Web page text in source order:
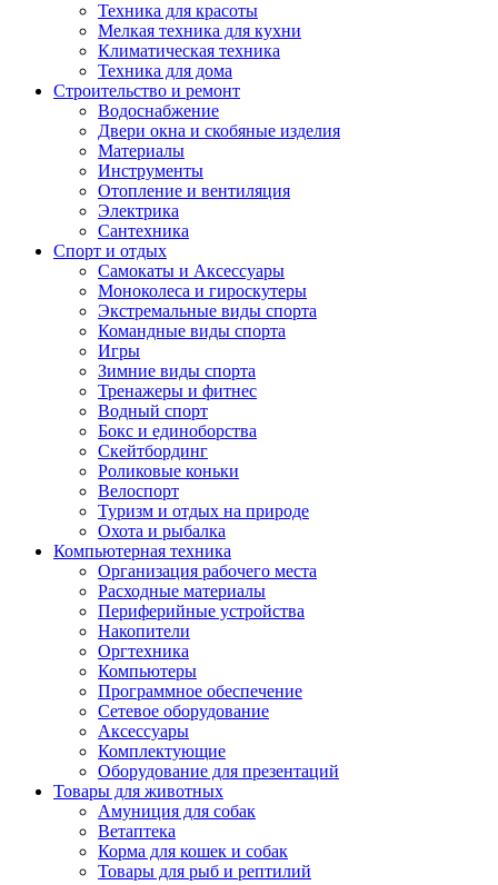
Техника для красоты
Мелкая техника для кухни
Климатическая техника
Техника для дома
Строительство и ремонт
Водоснабжение
Двери окна и скобяные изделия
Материалы
Инструменты
Отопление и вентиляция
Электрика
Сантехника
Спорт и отдых
Самокаты и Аксессуары
Моноколеса и гироскутеры
Экстремальные виды спорта
Командные виды спорта
Игры
Зимние виды спорта
Тренажеры и фитнес
Водный спорт
Бокс и единоборства
Скейтбординг
Роликовые коньки
Велоспорт
Туризм и отдых на природе
Охота и рыбалка
Компьютерная техника
Организация рабочего места
Расходные материалы
Периферийные устройства
Накопители
Оргтехника
Компьютеры
Программное обеспечение
Сетевое оборудование
Аксессуары
Комплектующие
Оборудование для презентаций
Товары для животных
Амуниция для собак
Ветаптека
Корма для кошек и собак
Товары для рыб и рептилий